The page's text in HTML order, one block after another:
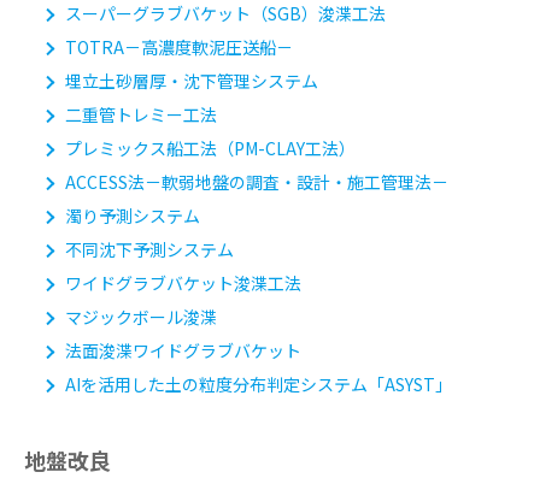
スーパーグラブバケット（SGB）浚渫工法
TOTRA－高濃度軟泥圧送船－
埋立土砂層厚・沈下管理システム
二重管トレミー工法
プレミックス船工法 （PM-CLAY工法）
ACCESS法－軟弱地盤の調査・設計・施工管理法－
濁り予測システム
不同沈下予測システム
ワイドグラブバケット浚渫工法
マジックボール浚渫
法面浚渫ワイドグラブバケット
AIを活用した土の粒度分布判定システム「ASYST」
地盤改良